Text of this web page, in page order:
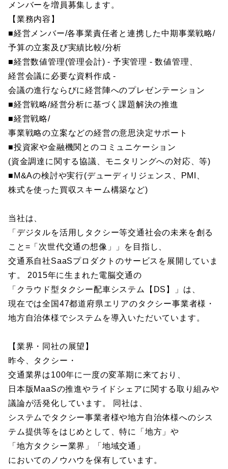
メンバーを増員募集します。
【業務内容】
■経営メンバー/各事業責任者と連携した中期事業戦略/
予算の立案及び実績比較/分析
■経営数値管理(管理会計) - 予実管理 - 数値管理、
経営会議に必要な資料作成 -
会議の進行ならびに経営陣へのプレゼンテーション
■経営戦略/経営分析に基づく課題解決の推進
■経営戦略/
事業戦略の立案などの経営の意思決定サポート
■投資家や金融機関とのコミュニケーション
(資金調達に関する協議、モニタリングへの対応、等)
■M&Aの検討や実行(デューディリジェンス、PMI、
株式を使った買収スキーム構築など)
当社は、
「デジタルを活用しタクシー等交通社会の未来を創る
こと=「次世代交通の想像」」を目指し、
交通系自社SaaSプロダクトのサービスを展開していま
す。 2015年に生まれた電脳交通の
「クラウド型タクシー配車システム【DS】」は、
現在では全国47都道府県エリアのタクシー事業者様・
地方自治体様でシステムを導入いただいています。
【業界・同社の展望】
昨今、タクシー・
交通業界は100年に一度の変革期に来ており、
日本版MaaSの推進やライドシェアに関する取り組みや
議論が活発化しています。 同社は、
システムでタクシー事業者様や地方自治体様へのシス
テム提供等をはじめとして、特に「地方」や
「地方タクシー業界」「地域交通」
においてのノウハウを保有しています。